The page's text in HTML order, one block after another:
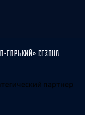
ГОРЬКИЙ» СЕЗОНА